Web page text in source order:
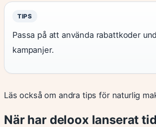
TIPS
Passa på att använda rabattkoder
kampanjer.
Läs också om andra tips för naturlig
När har deloox lanserat